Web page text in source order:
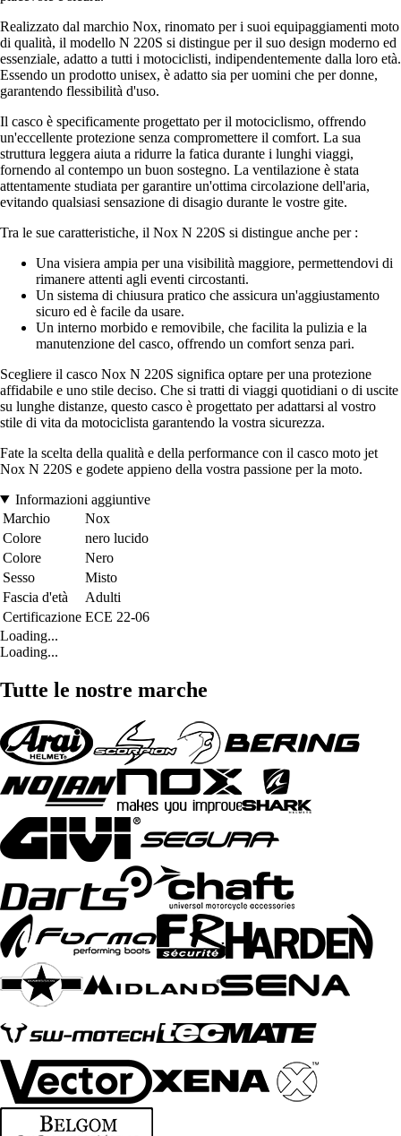
Realizzato dal marchio Nox, rinomato per i suoi equipaggiamenti moto
di qualità, il modello N 220S si distingue per il suo design moderno ed
essenziale, adatto a tutti i motociclisti, indipendentemente dalla loro età.
Essendo un prodotto unisex, è adatto sia per uomini che per donne,
garantendo flessibilità d'uso.
Il casco è specificamente progettato per il motociclismo, offrendo
un'eccellente protezione senza compromettere il comfort. La sua
struttura leggera aiuta a ridurre la fatica durante i lunghi viaggi,
fornendo al contempo un buon sostegno. La ventilazione è stata
attentamente studiata per garantire un'ottima circolazione dell'aria,
evitando qualsiasi sensazione di disagio durante le vostre gite.
Tra le sue caratteristiche, il Nox N 220S si distingue anche per :
Una visiera ampia per una visibilità maggiore, permettendovi di
rimanere attenti agli eventi circostanti.
Un sistema di chiusura pratico che assicura un'aggiustamento
sicuro ed è facile da usare.
Un interno morbido e removibile, che facilita la pulizia e la
manutenzione del casco, offrendo un comfort senza pari.
Scegliere il casco Nox N 220S significa optare per una protezione
affidabile e uno stile deciso. Che si tratti di viaggi quotidiani o di uscite
su lunghe distanze, questo casco è progettato per adattarsi al vostro
stile di vita da motociclista garantendo la vostra sicurezza.
Fate la scelta della qualità e della performance con il casco moto jet
Nox N 220S e godete appieno della vostra passione per la moto.
Informazioni aggiuntive
Marchio
Nox
Colore
nero lucido
Colore
Nero
Sesso
Misto
Fascia d'età
Adulti
Certificazione ECE 22-06
Loading...
Loading...
Tutte le nostre marche